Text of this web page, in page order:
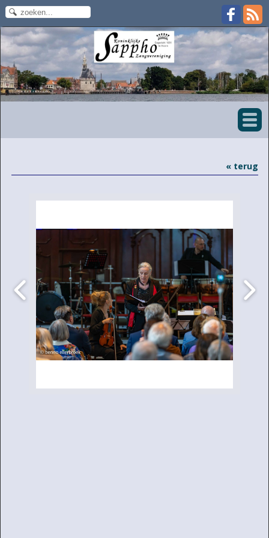
« terug